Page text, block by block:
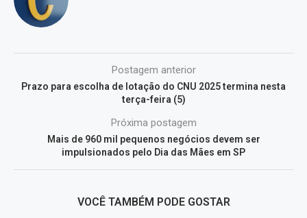
Postagem anterior
Prazo para escolha de lotação do CNU 2025 termina nesta
terça-feira (5)
Próxima postagem
Mais de 960 mil pequenos negócios devem ser
impulsionados pelo Dia das Mães em SP
VOCÊ TAMBÉM PODE GOSTAR